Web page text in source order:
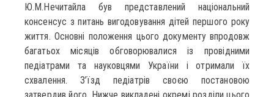
Ю.М.Нечитайла був представлений національний
консенсус з питань вигодовування дітей першого року
життя. Основні положення цього документу впродовж
багатьох місяців обговорювалися із провідними
педіатрами та науковцями України і отримали їх
схвалення. З’їзд педіатрів своєю постановою